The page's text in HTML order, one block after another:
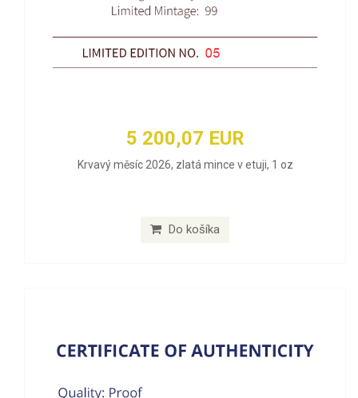
5 200,07 EUR
Krvavý měsíc 2026, zlatá mince v etuji, 1 oz
Do košíka